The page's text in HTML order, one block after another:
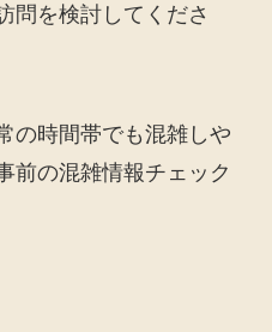
問を検討してくださ
の時間帯でも混雑しや
前の混雑情報チェック